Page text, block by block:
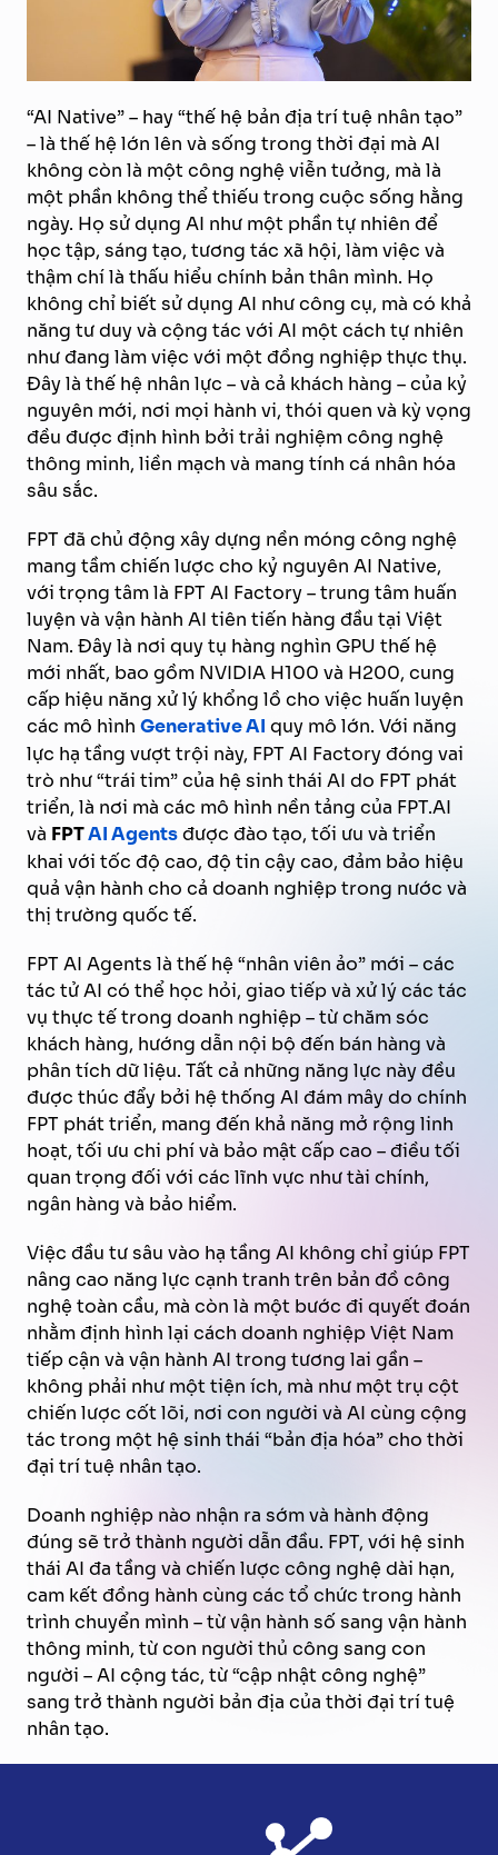
“AI Native” – hay “thế hệ bản địa trí tuệ nhân tạo”
– là thế hệ lớn lên và sống trong thời đại mà AI
không còn là một công nghệ viễn tưởng, mà là
một phần không thể thiếu trong cuộc sống hằng
ngày. Họ sử dụng AI như một phần tự nhiên để
học tập, sáng tạo, tương tác xã hội, làm việc và
thậm chí là thấu hiểu chính bản thân mình. Họ
không chỉ biết sử dụng AI như công cụ, mà có khả
năng tư duy và cộng tác với AI một cách tự nhiên
như đang làm việc với một đồng nghiệp thực thụ.
Đây là thế hệ nhân lực – và cả khách hàng – của kỷ
nguyên mới, nơi mọi hành vi, thói quen và kỳ vọng
đều được định hình bởi trải nghiệm công nghệ
thông minh, liền mạch và mang tính cá nhân hóa
sâu sắc.
FPT đã chủ động xây dựng nền móng công nghệ
mang tầm chiến lược cho kỷ nguyên AI Native,
với trọng tâm là FPT AI Factory – trung tâm huấn
luyện và vận hành AI tiên tiến hàng đầu tại Việt
Nam. Đây là nơi quy tụ hàng nghìn GPU thế hệ
mới nhất, bao gồm NVIDIA H100 và H200, cung
cấp hiệu năng xử lý khổng lồ cho việc huấn luyện
các mô hình Generative AI quy mô lớn. Với năng
lực hạ tầng vượt trội này, FPT AI Factory đóng vai
trò như “trái tim” của hệ sinh thái AI do FPT phát
triển, là nơi mà các mô hình nền tảng của FPT.AI
và FPTAI Agentsđược đào tạo, tối ưu và triển
khai với tốc độ cao, độ tin cậy cao, đảm bảo hiệu
quả vận hành cho cả doanh nghiệp trong nước và
thị trường quốc tế.
FPT AI Agents là thế hệ “nhân viên ảo” mới – các
tác tử AI có thể học hỏi, giao tiếp và xử lý các tác
vụ thực tế trong doanh nghiệp – từ chăm sóc
khách hàng, hướng dẫn nội bộ đến bán hàng và
phân tích dữ liệu. Tất cả những năng lực này đều
được thúc đẩy bởi hệ thống AI đám mây do chính
FPT phát triển, mang đến khả năng mở rộng linh
hoạt, tối ưu chi phí và bảo mật cấp cao – điều tối
quan trọng đối với các lĩnh vực như tài chính,
ngân hàng và bảo hiểm.
Việc đầu tư sâu vào hạ tầng AI không chỉ giúp FPT
nâng cao năng lực cạnh tranh trên bản đồ công
nghệ toàn cầu, mà còn là một bước đi quyết đoán
nhằm định hình lại cách doanh nghiệp Việt Nam
tiếp cận và vận hành AI trong tương lai gần –
không phải như một tiện ích, mà như một trụ cột
chiến lược cốt lõi, nơi con người và AI cùng cộng
tác trong một hệ sinh thái “bản địa hóa” cho thời
đại trí tuệ nhân tạo.
Doanh nghiệp nào nhận ra sớm và hành động
đúng sẽ trở thành người dẫn đầu. FPT, với hệ sinh
thái AI đa tầng và chiến lược công nghệ dài hạn,
cam kết đồng hành cùng các tổ chức trong hành
trình chuyển mình – từ vận hành số sang vận hành
thông minh, từ con người thủ công sang con
người – AI cộng tác, từ “cập nhật công nghệ”
sang trở thành người bản địa của thời đại trí tuệ
nhân tạo.